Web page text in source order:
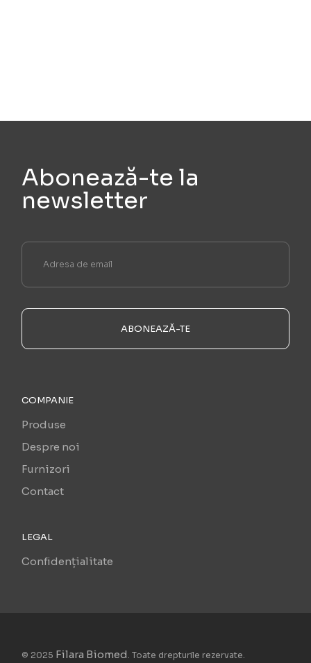
Abonează-te la
newsletter
ABONEAZĂ-TE
COMPANIE
Produse
Despre noi
Furnizori
Contact
LEGAL
Confidențialitate
© 2025 Filara Biomed . Toate drepturile rezervate.